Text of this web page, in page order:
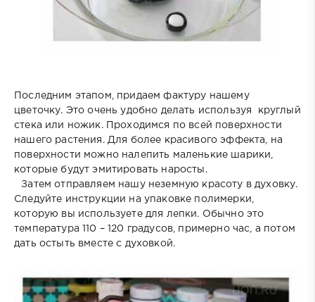
Последним этапом, придаем фактуру нашему
цветочку. Это очень удобно делать используя круглый
стека или ножик. Проходимся по всей поверхности
нашего растения. Для более красивого эффекта, на
поверхности можно налепить маленькие шарики,
которые будут эмитировать наросты.
⠀Затем отправляем нашу неземную красоту в духовку.
Следуйте инструкции на упаковке полимерки,
которую вы используете для лепки. Обычно это
температура 110 – 120 градусов, примерно час, а потом
дать остыть вместе с духовкой.